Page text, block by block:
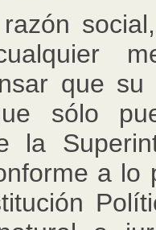
que su
sólo
la
a lo